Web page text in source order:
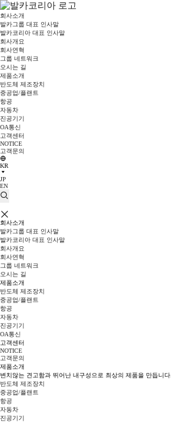
회사소개
발카그룹 대표 인사말
발카코리아 대표 인사말
회사개요
회사연혁
그룹 네트워크
오시는 길
제품소개
반도체 제조장치
중공업/플랜트
항공
자동차
진공기기
OA통신
고객센터
NOTICE
고객문의
KR
JP
EN
회사소개
발카그룹 대표 인사말
발카코리아 대표 인사말
회사개요
회사연혁
그룹 네트워크
오시는 길
제품소개
반도체 제조장치
중공업/플랜트
항공
자동차
진공기기
OA통신
고객센터
NOTICE
고객문의
제품소개
변치않는 견고함과 뛰어난 내구성으로 최상의 제품을 만듭니다.
반도체 제조장치
중공업/플랜트
항공
자동차
진공기기